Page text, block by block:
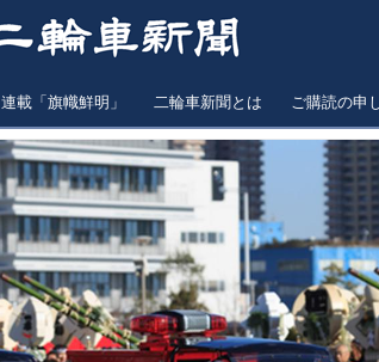
連載「旗幟鮮明」 二輪車新聞とは ご購読の申